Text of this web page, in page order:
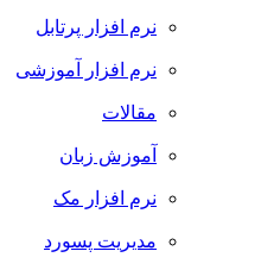
نرم افزار پرتابل
نرم افزار آموزشی
مقالات
آموزش زبان
نرم افزار مک
مدیریت پسورد